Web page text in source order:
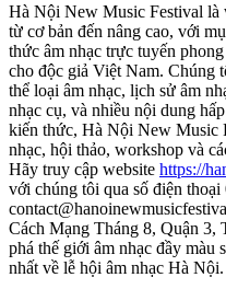
Hà Nội New Music Festival là
từ cơ bản đến nâng cao, với
thức âm nhạc trực tuyến
cho độc giả Việt Nam. Chúng
thể loại âm nhạc, lịch sử âm
nhạc cụ, và nhiều nội dung
kiến thức, Hà Nội New Music
nhạc, hội thảo, workshop và
Hãy truy cập website https://
với chúng tôi qua số điện
Cách Mạng Tháng 8, Quận
phá thế giới âm nhạc đầy màu
nhất về lễ hội âm nhạc Hà Nội.